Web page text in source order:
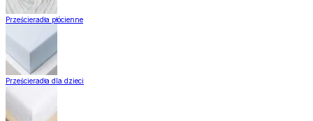
Prześcieradła płócienne
Prześcieradła dla dzieci